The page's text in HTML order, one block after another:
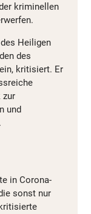
kriminellen
Heiligen
des
kritisiert. Er
zur
und
in Corona-
sonst nur